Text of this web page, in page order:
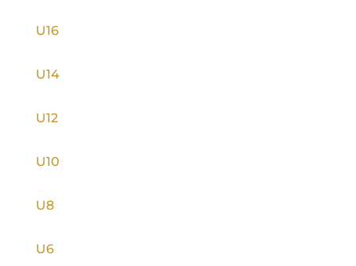
U16
U14
U12
U10
U8
U6